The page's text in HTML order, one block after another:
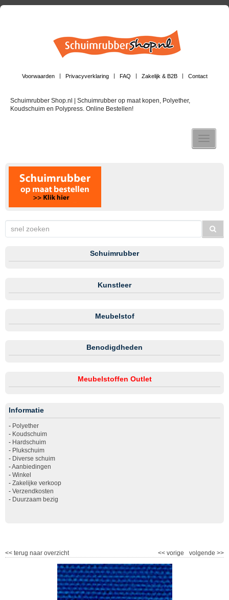
Voorwaarden Privacyverklaring FAQ Zakelijk & B2B Contact
Schuimrubber Shop.nl | Schuimrubber op maat kopen, Polyether,
Koudschuim en Polypress. Online Bestellen!
Toggle
Schuimrubber
Kunstleer
Meubelstof
Benodigdheden
Meubelstoffen Outlet
Informatie
- Polyether
- Koudschuim
- Hardschuim
- Plukschuim
- Diverse schuim
-Aanbiedingen
- Winkel
- Zakelijke verkoop
- Verzendkosten
- Duurzaam bezig
<< terug naar overzicht volgende >>
<< vorige